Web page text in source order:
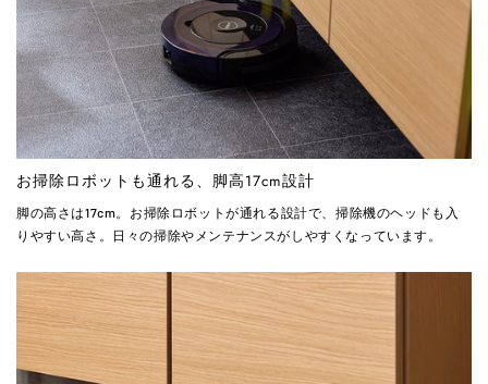
お掃除ロボットも通れる、脚高17cm設計
脚の高さは17cm。お掃除ロボットが通れる設計で、掃除機のヘッドも入
りやすい高さ。日々の掃除やメンテナンスがしやすくなっています。